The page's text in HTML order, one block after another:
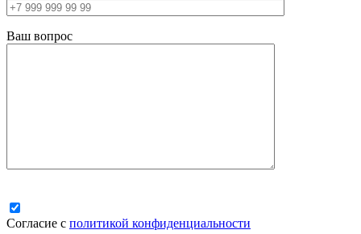
Ваш вопрос
Согласие с политикой конфиденциальности